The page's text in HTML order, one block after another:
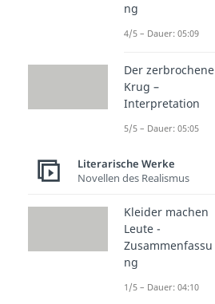
ng
4/5 – Dauer: 05:09
Der zerbrochene
Krug –
Interpretation
5/5 – Dauer: 05:05
Literarische Werke
Novellen des Realismus
Kleider machen
Leute -
Zusammenfassu
ng
1/5 – Dauer: 04:10